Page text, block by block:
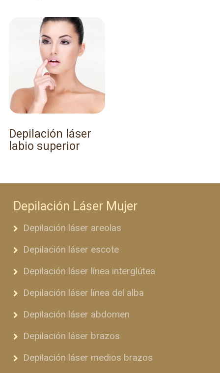
Depilación láser
labio superior
Depilación Láser Mujer
Depilación láser areolas
Depilación láser escote
Depilación láser línea interglútea
Depilación láser línea del alba
Depilación láser abdomen
Depilación láser brazos
Depilación láser medios brazos